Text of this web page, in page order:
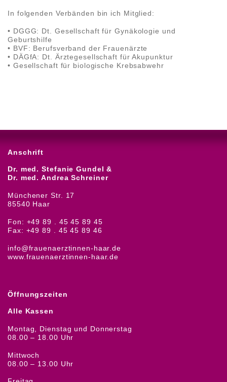
In folgenden Verbänden bin ich Mitglied:
• DGGG: Dt. Gesellschaft für Gynäkologie und
Geburtshilfe
• BVF: Berufsverband der Frauenärzte
• DÄGfA: Dt. Ärztegesellschaft für Akupunktur
• Gesellschaft für biologische Krebsabwehr
Anschrift
Dr. med. Stefanie Gundel &
Dr. med. Andrea Schreiner
Münchener Str. 17
85540 Haar
Fon: +49 89 . 45 45 89 45
Fax: +49 89 . 45 45 89 46
info@frauenaerztinnen-haar.de
www.frauenaerztinnen-haar.de
Öffnungszeiten
Alle Kassen
Montag, Dienstag und Donnerstag
08.00 – 18.00 Uhr
Mittwoch
08.00 – 13.00 Uhr